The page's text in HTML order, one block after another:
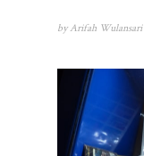
by Arifah Wulansari